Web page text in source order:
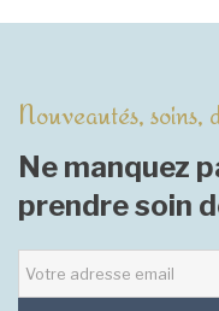
Nouveautés, soins,
Ne manquez
prendre soin